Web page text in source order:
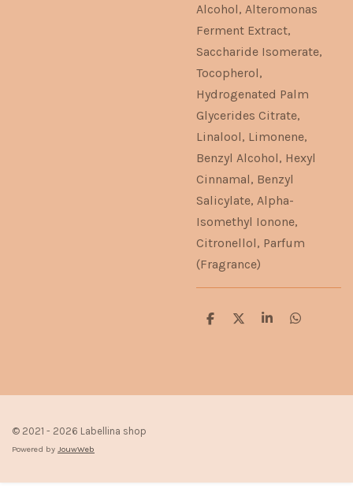
Alcohol, Alteromonas
Ferment Extract,
Saccharide Isomerate,
Tocopherol,
Hydrogenated Palm
Glycerides Citrate,
Linalool, Limonene,
Benzyl Alcohol, Hexyl
Cinnamal, Benzyl
Salicylate, Alpha-
Isomethyl Ionone,
Citronellol, Parfum
(Fragrance)
D
D
S
D
© 2021 - 2026 Labellina shop
Powered by JouwWeb